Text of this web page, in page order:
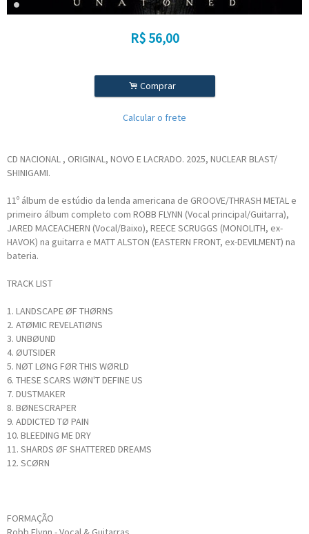
R$56,00
. Comprar
Calcular o frete
CD NACIONAL , ORIGINAL, NOVO E LACRADO. 2025, NUCLEAR BLAST/
SHINIGAMI.
11º álbum de estúdio da lenda americana de GROOVE/THRASH METAL e
primeiro álbum completo com ROBB FLYNN (Vocal principal/Guitarra),
JARED MACEACHERN (Vocal/Baixo), REECE SCRUGGS (MONOLITH, ex-
HAVOK) na guitarra e MATT ALSTON (EASTERN FRONT, ex-DEVILMENT) na
bateria.
TRACK LIST
1. LANDSCAPE ØF THØRNS
2. ATØMIC REVELATIØNS
3. UNBØUND
4. ØUTSIDER
5. NØT LØNG FØR THIS WØRLD
6. THESE SCARS WØN'T DEFINE US
7. DUSTMAKER
8. BØNESCRAPER
9. ADDICTED TØ PAIN
10. BLEEDING ME DRY
11. SHARDS ØF SHATTERED DREAMS
12. SCØRN
FORMAÇÃO